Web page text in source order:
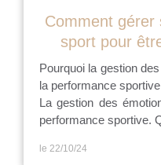
Comment gérer
sport pour
Pourquoi la gestion
la performance
La gestion des
performance sportive.
le 22/10/24